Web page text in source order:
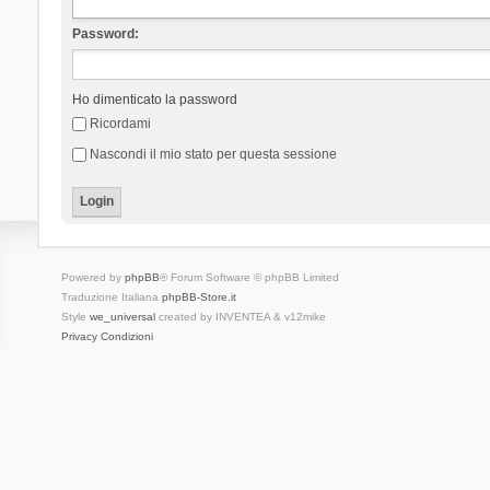
Password:
Ho dimenticato la password
Ricordami
Nascondi il mio stato per questa sessione
Powered by phpBB® Forum Software © phpBB Limited
Traduzione Italiana phpBB-Store.it
Style we_universalcreated by INVENTEA & v12mike
Privacy Condizioni